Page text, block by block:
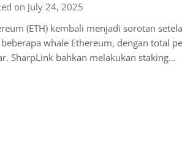
on July 24, 2025
(ETH) kembali menjadi sorotan
whale Ethereum, dengan total
SharpLink bahkan melakukan staking…